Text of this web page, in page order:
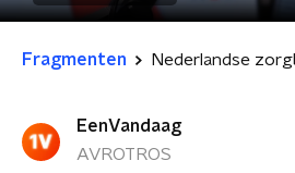
Fragmenten
EenVandaag
AVROTROS